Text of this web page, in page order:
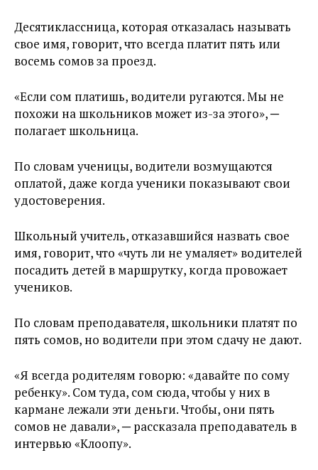
Десятиклассница, которая отказалась называть
свое имя, говорит, что всегда платит пять или
восемь сомов за проезд.
«Если сом платишь, водители ругаются. Мы не
похожи на школьников может из-за этого», ─
полагает школьница.
По словам ученицы, водители возмущаются
оплатой, даже когда ученики показывают свои
удостоверения.
Школьный учитель, отказавшийся назвать свое
имя, говорит, что «чуть ли не умаляет» водителей
посадить детей в маршрутку, когда провожает
учеников.
По словам преподавателя, школьники платят по
пять сомов, но водители при этом сдачу не дают.
«Я всегда родителям говорю: «давайте по сому
ребенку». Сом туда, сом сюда, чтобы у них в
кармане лежали эти деньги. Чтобы, они пять
сомов не давали», ─ рассказала преподаватель в
интервью «Клоопу».